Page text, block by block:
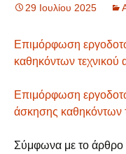
29 Ιουλίου 2025
Επιμόρφωση
καθηκόντων τεχνικού
Επιμόρφωση
άσκησης καθηκόντων
Σύμφωνα με το άρθρο